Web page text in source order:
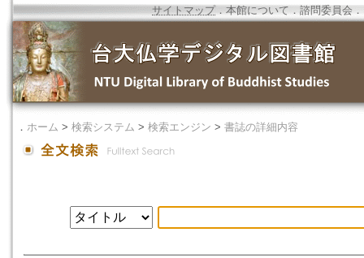
サイトマップ．本館について ． 諮問委員会 ．
． ホーム > 検索システム > 検索エンジン > 書誌の詳細内容